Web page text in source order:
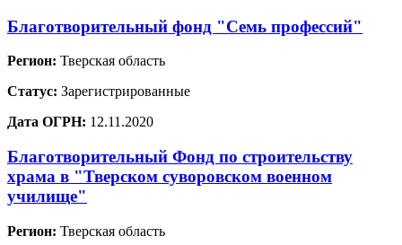
Благотворительный фонд "Семь профессий"
Регион: Тверская область
Статус: Зарегистрированные
Дата ОГРН: 12.11.2020
Благотворительный Фонд по строительству
храма в "Тверском суворовском военном
училище"
Регион: Тверская область